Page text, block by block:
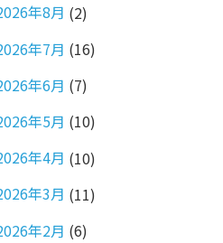
年8月 (2)
年7月 (16)
年6月 (7)
年5月 (10)
年4月 (10)
年3月 (11)
年2月 (6)